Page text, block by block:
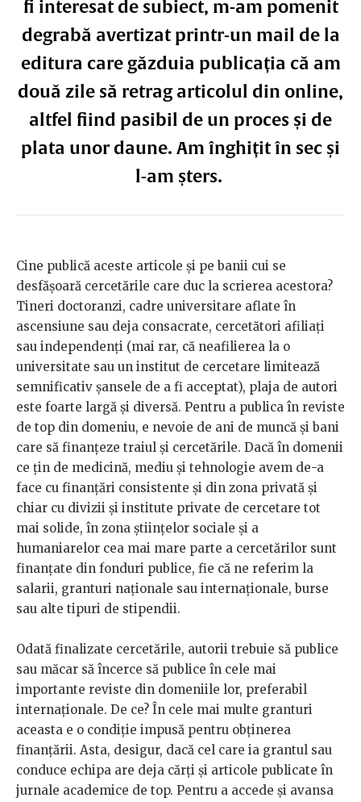
fi interesat de subiect, m-am pomenit
degrabă avertizat printr-un mail de la
editura care găzduia publicația că am
două zile să retrag articolul din online,
altfel fiind pasibil de un proces și de
plata unor daune. Am înghițit în sec și
l-am șters.
Cine publică aceste articole și pe banii cui se
desfășoară cercetările care duc la scrierea acestora?
Tineri doctoranzi, cadre universitare aflate în
ascensiune sau deja consacrate, cercetători afiliați
sau independenți (mai rar, că neafilierea la o
universitate sau un institut de cercetare limitează
semnificativ șansele de a fi acceptat), plaja de autori
este foarte largă și diversă. Pentru a publica în reviste
de top din domeniu, e nevoie de ani de muncă și bani
care să finanțeze traiul și cercetările. Dacă în domenii
ce țin de medicină, mediu și tehnologie avem de-a
face cu finanțări consistente și din zona privată și
chiar cu divizii și institute private de cercetare tot
mai solide, în zona științelor sociale și a
humaniarelor cea mai mare parte a cercetărilor sunt
finanțate din fonduri publice, fie că ne referim la
salarii, granturi naționale sau internaționale, burse
sau alte tipuri de stipendii.
Odată finalizate cercetările, autorii trebuie să publice
sau măcar să încerce să publice în cele mai
importante reviste din domeniile lor, preferabil
internaționale. De ce? În cele mai multe granturi
aceasta e o condiție impusă pentru obținerea
finanțării. Asta, desigur, dacă cel care ia grantul sau
conduce echipa are deja cărți și articole publicate în
jurnale academice de top. Pentru a accede și avansa